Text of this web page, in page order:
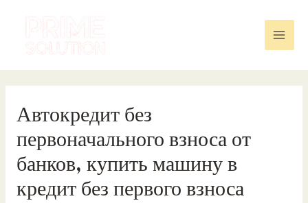
Автокредит без
первоначального взноса от
банков, купить машину в
кредит без первого взноса